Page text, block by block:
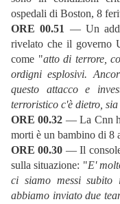
ospedali di Boston, 8
ORE 00.51 — Un
rivelato che il governo
come "atto di terrore,
ordigni esplosivi.
questo attacco e
terroristico c'è dietro,
ORE 00.32 — La Cnn
morti è un bambino di 8
ORE 00.30 — Il
sulla situazione: "E'
ci siamo messi
abbiamo inviato due